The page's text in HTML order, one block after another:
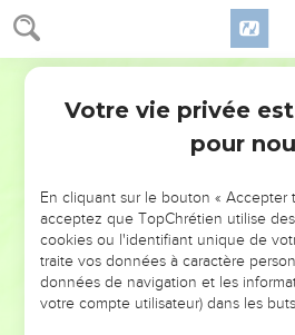
NE MANQUEZ PAS
DE
ET SI LEURS ERREURS
VOTRES ?
Votre vie privée
pour
En cliquant sur le bouton « Accepter
acceptez que TopChrétien utilise
cookies ou l'identifiant unique de
traite vos données à caractère
données de navigation et les
votre compte utilisateur) dans les